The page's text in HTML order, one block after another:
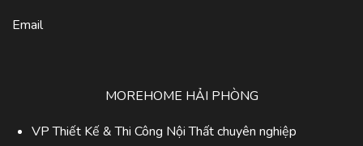
Email
MOREHOME HẢI PHÒNG
VP Thiết Kế & Thi Công Nội Thất chuyên nghiệp